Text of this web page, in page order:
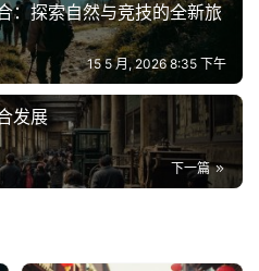
：探索自然与竞技的全新旅
15 5 月, 2026 8:35 下午
发展
下一篇